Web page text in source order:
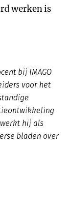
werken is
bij IMAGO
voor het
hij als
bladen over